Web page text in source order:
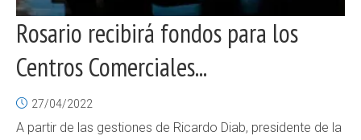
Rosario recibirá fondos para los
Centros Comerciales...
27/04/2022
A partir de las gestiones de Ricardo Diab, presidente de la